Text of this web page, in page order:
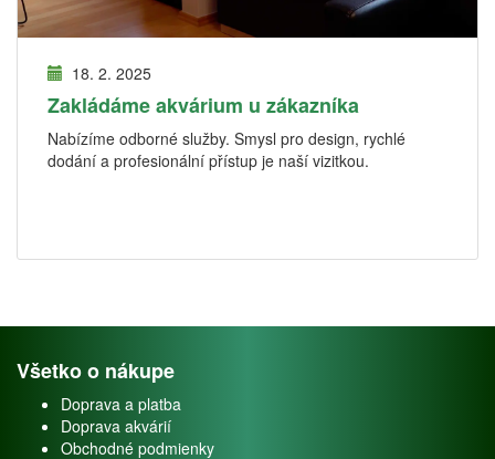
18. 2. 2025
Zakládáme akvárium u zákazníka
Nabízíme odborné služby. Smysl pro design, rychlé
dodání a profesionální přístup je naší vizitkou.
Všetko o nákupe
Doprava a platba
Doprava akvárií
Obchodné podmienky